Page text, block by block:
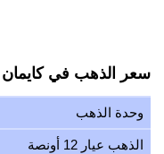
سعر الذهب في كايمان
وحدة الذهب
الذهب عيار 12 أونصة